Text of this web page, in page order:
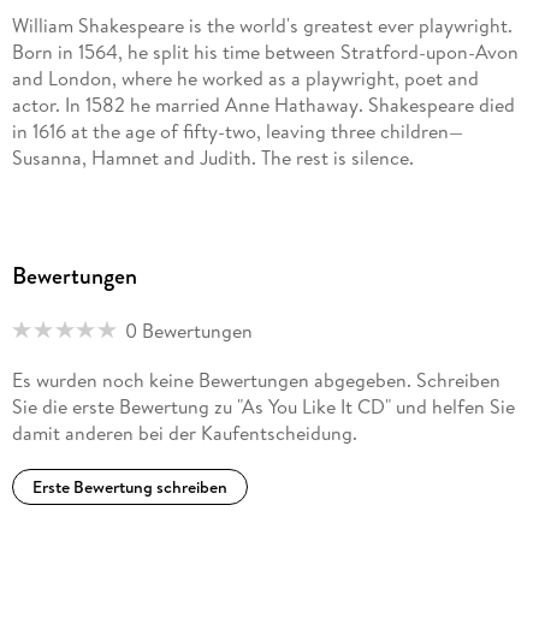
William Shakespeare is the world's greatest ever playwright.
Born in 1564, he split his time between Stratford-upon-Avon
and London, where he worked as a playwright, poet and
actor. In 1582 he married Anne Hathaway. Shakespeare died
in 1616 at the age of fifty-two, leaving three children—
Susanna, Hamnet and Judith. The rest is silence.
Bewertungen
0 Bewertungen
Es wurden noch keine Bewertungen abgegeben. Schreiben
Sie die erste Bewertung zu "As You Like It CD" und helfen Sie
damit anderen bei der Kaufentscheidung.
Erste Bewertung schreiben